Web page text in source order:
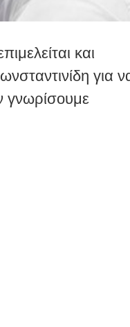
και
για
γνωρίσουμε